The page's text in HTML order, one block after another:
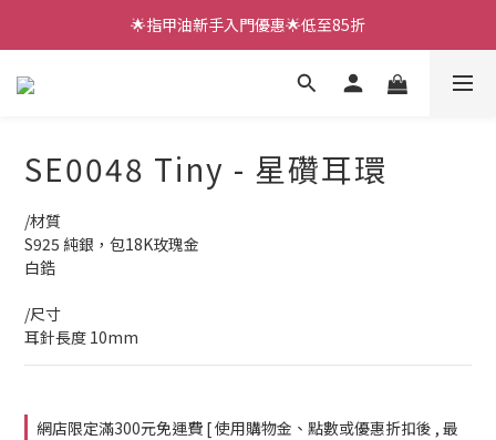
🌟指甲油新手入門優惠🌟低至85折
🌟指甲油新手入門優惠🌟低至85折
低至88折✨LUNACACA新手套裝 (燈機、面油、三款甲貼）
SE0048 Tiny - 星礸耳環
/材質
S925 純銀，包18K玫瑰金
白鋯
/尺寸
耳針長度 10mm
網店限定滿300元免運費 [ 使用購物金、點數或優惠折扣後 , 最